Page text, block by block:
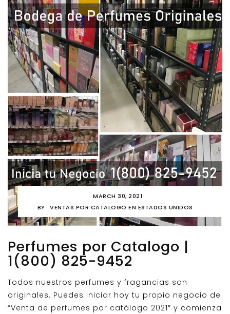
MARCH 30, 2021
BY
VENTAS POR CATALOGO EN ESTADOS UNIDOS
Perfumes por Catalogo |
1(800) 825-9452
Todos nuestros perfumes y fragancias son
originales. Puedes iniciar hoy tu propio negocio de
“Venta de perfumes por catálogo 2021″ y comienza